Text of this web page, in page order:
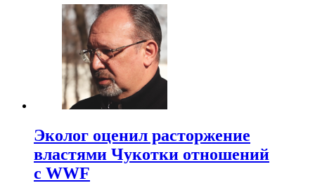
Эколог оценил расторжение
властями Чукотки отношений
с WWF